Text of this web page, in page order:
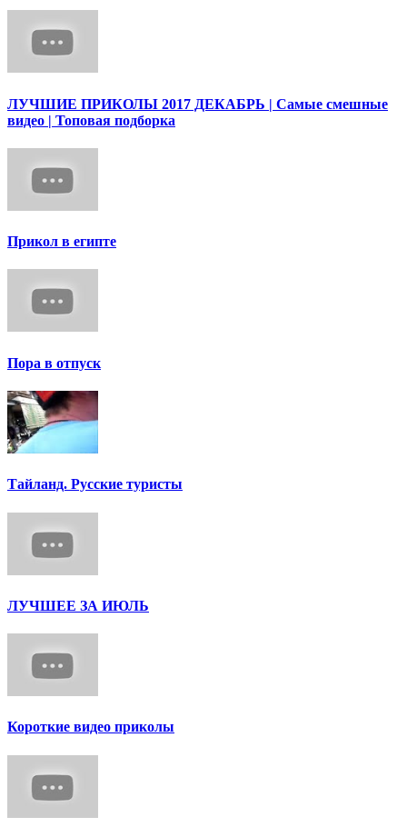
ЛУЧШИЕ ПРИКОЛЫ 2017 ДЕКАБРЬ | Cамые смешные
видео | Топовая подборка
Прикол в египте
Пора в отпуск
Тайланд. Русские туристы
ЛУЧШЕЕ ЗА ИЮЛЬ
Короткие видео приколы